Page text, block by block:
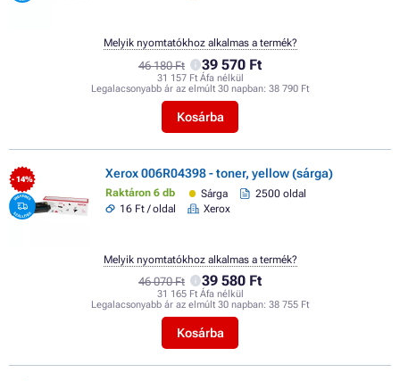
46 180 Ft 39 570 Ft
31 157 Ft Áfa nélkül
Legalacsonyabb ár az elmúlt 30 napban: 38 790 Ft
Kosárba
Melyik nyomtatókhoz alkalmas a termék?
- 14% Xerox 006R04398 - toner, yellow (sárga)
Raktáron 6 db Sárga
2500 oldal
16 Ft / oldal
Xerox
46 070 Ft 39 580 Ft
31 165 Ft Áfa nélkül
Legalacsonyabb ár az elmúlt 30 napban: 38 755 Ft
Kosárba
Melyik nyomtatókhoz alkalmas a termék?